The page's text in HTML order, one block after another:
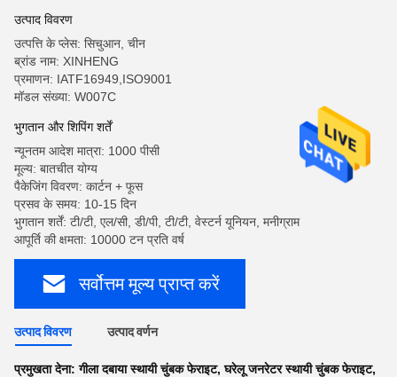
उत्पाद विवरण
उत्पत्ति के प्लेस: सिचुआन, चीन
ब्रांड नाम: XINHENG
प्रमाणन: IATF16949,ISO9001
मॉडल संख्या: W007C
भुगतान और शिपिंग शर्तें
न्यूनतम आदेश मात्रा: 1000 पीसी
मूल्य: बातचीत योग्य
पैकेजिंग विवरण: कार्टन + फूस
प्रसव के समय: 10-15 दिन
भुगतान शर्तें: टी/टी, एल/सी, डी/पी, टी/टी, वेस्टर्न यूनियन, मनीग्राम
आपूर्ति की क्षमता: 10000 टन प्रति वर्ष
सर्वोत्तम मूल्य प्राप्त करें
उत्पाद विवरण उत्पाद वर्णन
प्रमुखता देना:गीला दबाया स्थायी चुंबक फेराइट,घरेलू जनरेटर स्थायी चुंबक फेराइट,